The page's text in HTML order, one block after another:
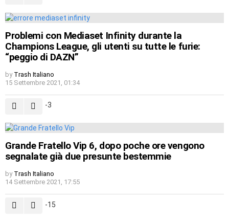
Problemi con Mediaset Infinity durante la
Champions League, gli utenti su tutte le furie:
“peggio di DAZN”
by Trash Italiano
15 Settembre 2021, 01:34
-3
Grande Fratello Vip 6, dopo poche ore vengono
segnalate già due presunte bestemmie
by Trash Italiano
14 Settembre 2021, 17:55
-15